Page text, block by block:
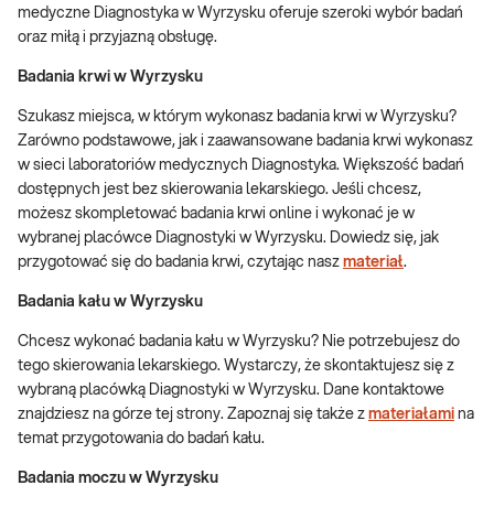
medyczne Diagnostyka w Wyrzysku oferuje szeroki wybór badań
oraz miłą i przyjazną obsługę.
Badania krwi w Wyrzysku
Szukasz miejsca, w którym wykonasz badania krwi w Wyrzysku?
Zarówno podstawowe, jak i zaawansowane badania krwi wykonasz
w sieci laboratoriów medycznych Diagnostyka. Większość badań
dostępnych jest bez skierowania lekarskiego. Jeśli chcesz,
możesz skompletować badania krwi online i wykonać je w
wybranej placówce Diagnostyki w Wyrzysku. Dowiedz się, jak
przygotować się do badania krwi, czytając nasz materiał.
Badania kału w Wyrzysku
Chcesz wykonać badania kału w Wyrzysku? Nie potrzebujesz do
tego skierowania lekarskiego. Wystarczy, że skontaktujesz się z
wybraną placówką Diagnostyki w Wyrzysku. Dane kontaktowe
znajdziesz na górze tej strony. Zapoznaj się także z materiałami na
temat przygotowania do badań kału.
Badania moczu w Wyrzysku